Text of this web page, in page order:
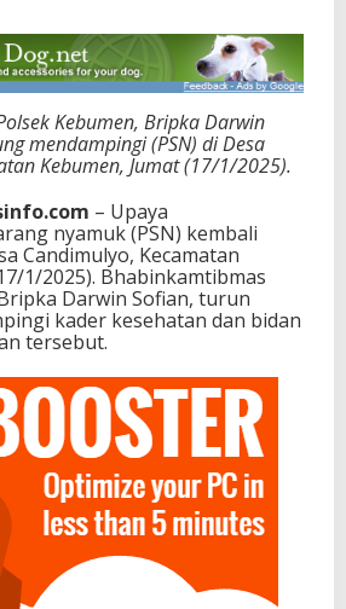
Kebumen, Bripka Darwin
mendampingi (PSN) di Desa
Kebumen, Jumat (17/1/2025).
– Upaya
nyamuk (PSN) kembali
Candimulyo, Kecamatan
1/2025). Bhabinkamtibmas
Darwin Sofian, turun
kader kesehatan dan bidan
tersebut.